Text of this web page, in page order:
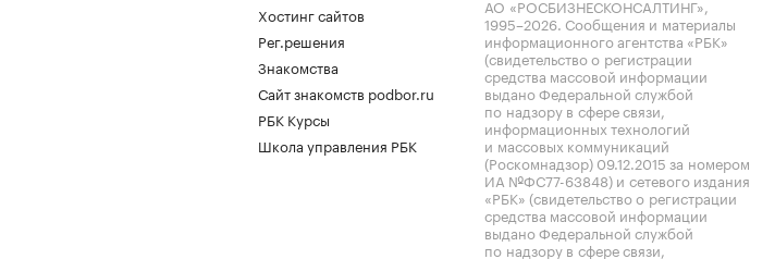
Хостинг сайтов
Рег.решения
Знакомства
Сайт знакомств podbor.ru
РБК Курсы
Школа управления РБК
АО «РОСБИЗНЕСКОНСАЛТИНГ»,
1995–2026. Сообщения и материалы
информационного агентства «РБК»
(свидетельство о регистрации
средства массовой информации
выдано Федеральной службой
по надзору в сфере связи,
информационных технологий
и массовых коммуникаций
(Роскомнадзор) 09.12.2015 за номером
ИА №ФС77-63848) и сетевого издания
«РБК» (свидетельство о регистрации
средства массовой информации
выдано Федеральной службой
по надзору в сфере связи,